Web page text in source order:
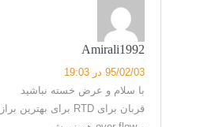
Amirali1992
95/02/03 در 19:03
با سلام و عرض خسته نباشید
قربان برای RTD برای بهترین برازش برای نمودار ارور ۶ میده